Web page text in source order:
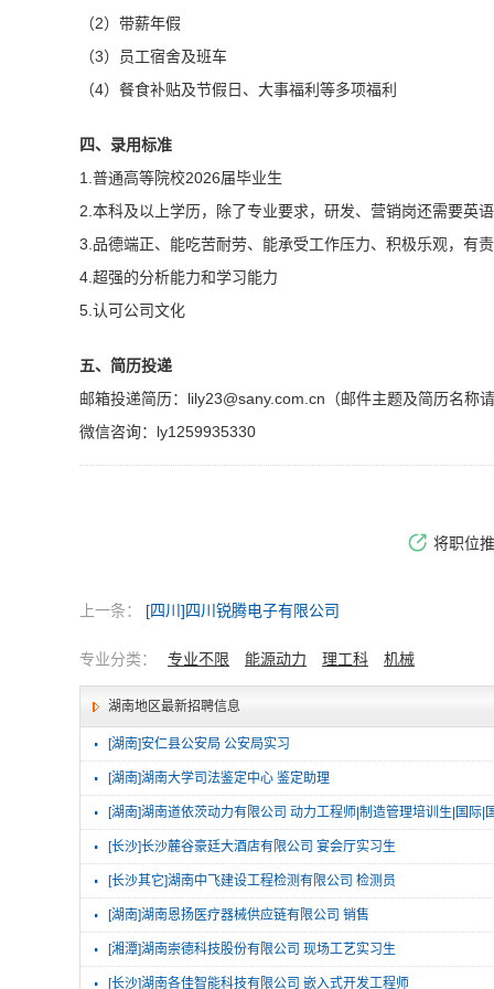
（2）带薪年假
（3）员工宿舍及班车
（4）餐食补贴及节假日、大事福利等多项福利
四、录用标准
1.普通高等院校2026届毕业生
2.本科及以上学历，除了专业要求，研发、营销岗还需要英
3.品德端正、能吃苦耐劳、能承受工作压力、积极乐观，有
4.超强的分析能力和学习能力
5.认可公司文化
五、简历投递
邮箱投递简历： lily23@sany.com.cn （邮件主题及简历名称
微信咨询：ly1259935330
将职位
上一条： [四川]四川锐腾电子有限公司
专业分类： 专业不限 能源动力 理工科 机械
湖南地区最新招聘信息
· [湖南]安仁县公安局 公安局实习
· [湖南]湖南大学司法鉴定中心 鉴定助理
· [湖南]湖南道依茨动力有限公司 动力工程师|制造管理培训生|国际|
· [长沙]长沙麓谷豪廷大酒店有限公司 宴会厅实习生
· [长沙其它]湖南中飞建设工程检测有限公司 检测员
· [湖南]湖南恩扬医疗器械供应链有限公司 销售
· [湘潭]湖南崇德科技股份有限公司 现场工艺实习生
· [长沙]湖南各佳智能科技有限公司 嵌入式开发工程师